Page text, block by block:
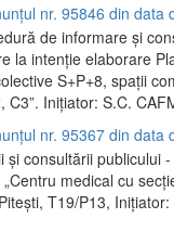
nr. 95846 din data
de informare și
la intenție elaborare
S+P+8, spații
C3”. Inițiator: S.C.
nr. 95367 din data
și consultării publicului
medical cu
T19/P13,